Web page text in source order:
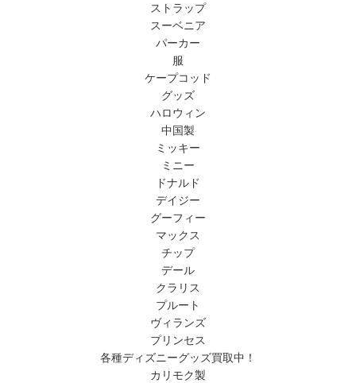
ストラップ
スーベニア
パーカー
服
ケープコッド
グッズ
ハロウィン
中国製
ミッキー
ミニー
ドナルド
デイジー
グーフィー
マックス
チップ
デール
クラリス
プルート
ヴィランズ
プリンセス
各種ディズニーグッズ買取中！
カリモク製